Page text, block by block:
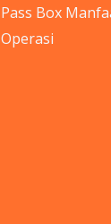
Pass Box
Operasi